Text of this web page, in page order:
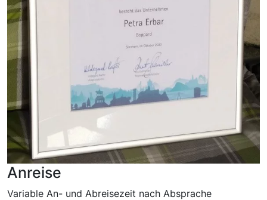
Anreise
Variable An- und Abreisezeit nach Absprache